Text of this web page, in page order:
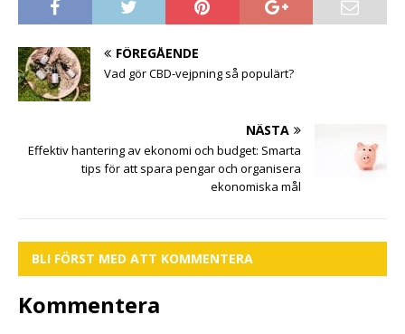
FÖREGÅENDE
Vad gör CBD-vejpning så populärt?
NÄSTA
Effektiv hantering av ekonomi och budget: Smarta
tips för att spara pengar och organisera
ekonomiska mål
BLI FÖRST MED ATT KOMMENTERA
Kommentera